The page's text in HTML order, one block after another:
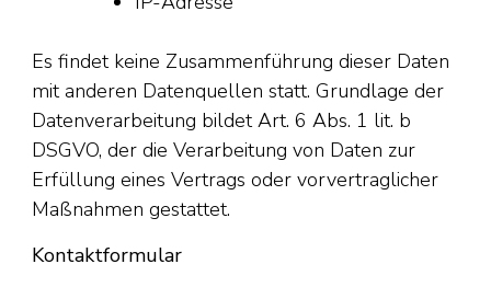
Es findet keine Zusammenführung dieser Daten
mit anderen Datenquellen statt. Grundlage der
Datenverarbeitung bildet Art. 6 Abs. 1 lit. b
DSGVO, der die Verarbeitung von Daten zur
Erfüllung eines Vertrags oder vorvertraglicher
Maßnahmen gestattet.
Kontaktformular